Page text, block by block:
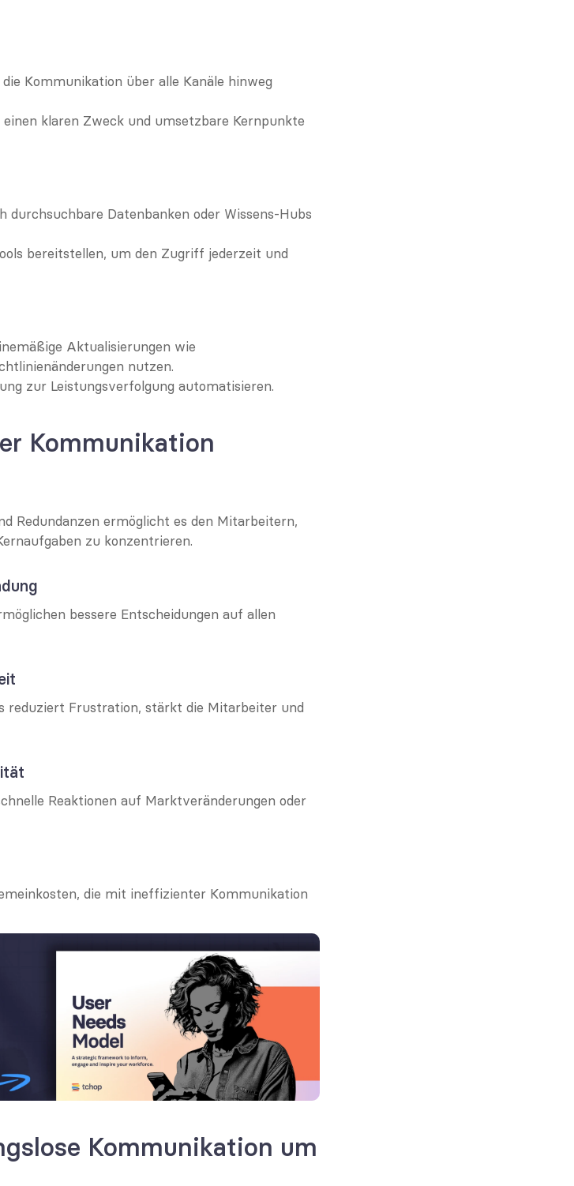
Kommunikation über alle Kanäle hinweg
klaren Zweck und umsetzbare Kernpunkte
Datenbanken oder Wissens-Hubs
bereitstellen, um den Zugriff jederzeit und
Aktualisierungen wie
nutzen.
zur Leistungsverfolgung automatisieren.
Kommunikation
Redundanzen ermöglicht es den Mitarbeitern,
zu konzentrieren.
bessere Entscheidungen auf allen
reduziert Frustration, stärkt die Mitarbeiter und
Reaktionen auf Marktveränderungen oder
die mit ineffizienter Kommunikation
Kommunikation um